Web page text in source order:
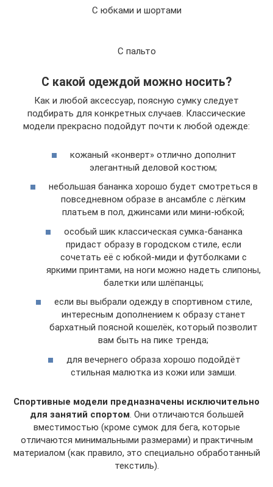
С юбками и шортами
С пальто
С какой одеждой можно носить?
Как и любой аксессуар, поясную сумку следует
подбирать для конкретных случаев. Классические
модели прекрасно подойдут почти к любой одежде:
кожаный «конверт» отлично дополнит
элегантный деловой костюм;
небольшая бананка хорошо будет смотреться в
повседневном образе в ансамбле с лёгким
платьем в пол, джинсами или мини-юбкой;
особый шик классическая сумка-бананка
придаст образу в городском стиле, если
сочетать её с юбкой-миди и футболками с
яркими принтами, на ноги можно надеть слипоны,
балетки или шлёпанцы;
если вы выбрали одежду в спортивном стиле,
интересным дополнением к образу станет
бархатный поясной кошелёк, который позволит
вам быть на пике тренда;
для вечернего образа хорошо подойдёт
стильная малютка из кожи или замши.
Спортивные модели предназначены исключительно
для занятий спортом . Они отличаются большей
вместимостью (кроме сумок для бега, которые
отличаются минимальными размерами) и практичным
материалом (как правило, это специально обработанный
текстиль).